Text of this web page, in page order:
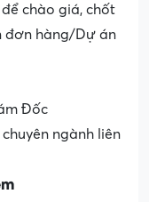
chào giá, chốt
đơn hàng/Dự án
Đốc
ngành liên